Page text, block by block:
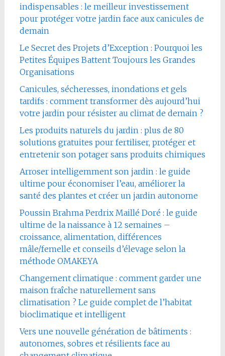
indispensables : le meilleur investissement
pour protéger votre jardin face aux canicules de
demain
Le Secret des Projets d’Exception : Pourquoi les
Petites Équipes Battent Toujours les Grandes
Organisations
Canicules, sécheresses, inondations et gels
tardifs : comment transformer dès aujourd’hui
votre jardin pour résister au climat de demain ?
Les produits naturels du jardin : plus de 80
solutions gratuites pour fertiliser, protéger et
entretenir son potager sans produits chimiques
Arroser intelligemment son jardin : le guide
ultime pour économiser l’eau, améliorer la
santé des plantes et créer un jardin autonome
Poussin Brahma Perdrix Maillé Doré : le guide
ultime de la naissance à 12 semaines –
croissance, alimentation, différences
mâle/femelle et conseils d’élevage selon la
méthode OMAKEYA
Changement climatique : comment garder une
maison fraîche naturellement sans
climatisation ? Le guide complet de l’habitat
bioclimatique et intelligent
Vers une nouvelle génération de bâtiments :
autonomes, sobres et résilients face au